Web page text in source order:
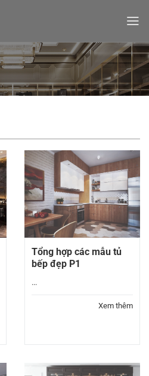
Tổng hợp các mẫu tủ
bếp đẹp P1
...
Xem thêm